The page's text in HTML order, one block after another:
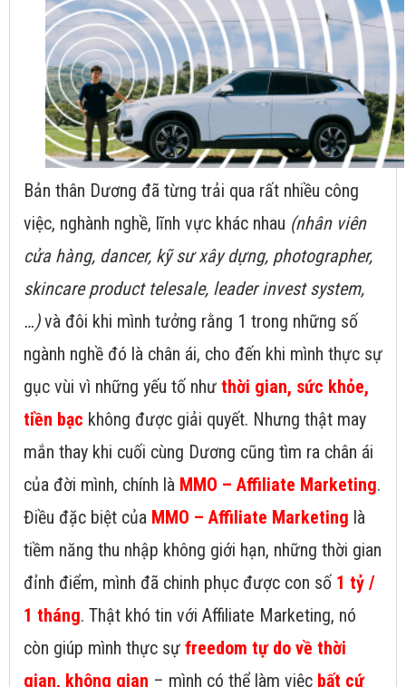
Bản thân Dương đã từng trải qua rất nhiều công
việc, nghành nghề, lĩnh vực khác nhau (nhân viên
cửa hàng, dancer, kỹ sư xây dựng, photographer,
skincare product telesale, leader invest system,
…)và đôi khi mình tưởng rằng 1 trong những số
ngành nghề đó là chân ái, cho đến khi mình thực sự
gục vùi vì những yếu tố như thời gian, sức khỏe,
tiền bạc không được giải quyết. Nhưng thật may
mắn thay khi cuối cùng Dương cũng tìm ra chân ái
của đời mình, chính là MMO – Affiliate Marketing.
Điều đặc biệt của MMO – Affiliate Marketing là
tiềm năng thu nhập không giới hạn, những thời gian
đỉnh điểm, mình đã chinh phục được con số 1 tỷ /
1 tháng. Thật khó tin với Affiliate Marketing, nó
còn giúp mình thực sự freedom tự do về thời
gian, không gian – mình có thể làm việc bất cứ